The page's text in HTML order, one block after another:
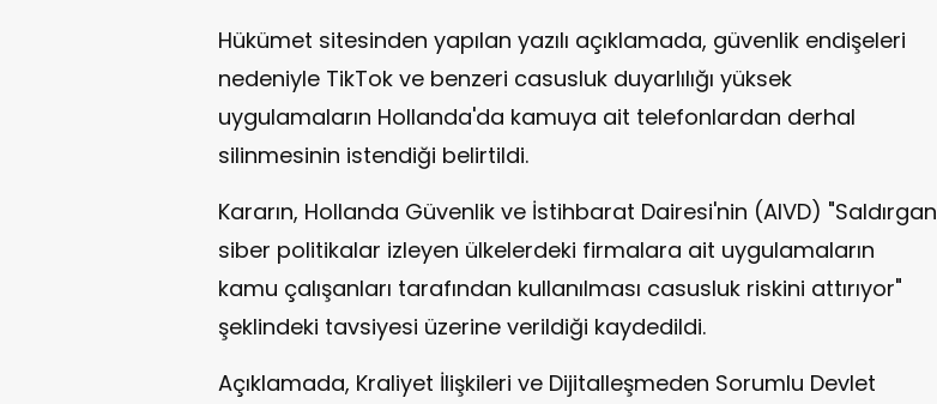
Hükümet sitesinden yapılan yazılı açıklamada, güvenlik endişeleri
nedeniyle TikTok ve benzeri casusluk duyarlılığı yüksek
uygulamaların Hollanda'da kamuya ait telefonlardan derhal
silinmesinin istendiği belirtildi.
Kararın, Hollanda Güvenlik ve İstihbarat Dairesi'nin (AIVD) "Saldırgan
siber politikalar izleyen ülkelerdeki firmalara ait uygulamaların
kamu çalışanları tarafından kullanılması casusluk riskini attırıyor"
şeklindeki tavsiyesi üzerine verildiği kaydedildi.
Açıklamada, Kraliyet İlişkileri ve Dijitalleşmeden Sorumlu Devlet